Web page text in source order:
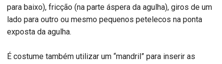
para baixo), fricção (na parte áspera da agulha), giros de um
lado para outro ou mesmo pequenos petelecos na ponta
exposta da agulha.
É costume também utilizar um “mandril” para inserir as